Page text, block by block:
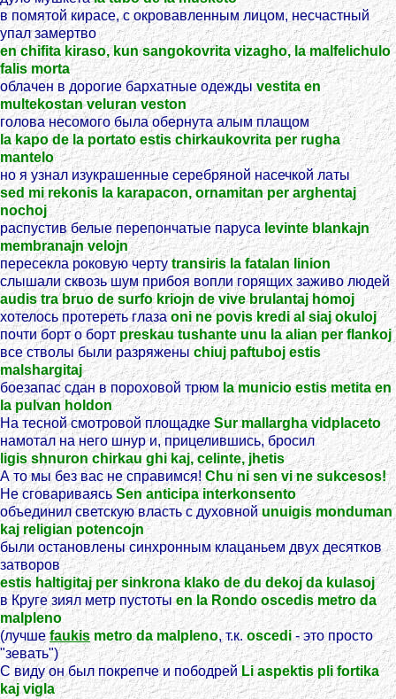
в помятой кирасе, с окровавленным лицом, несчастный
упал замертво
en chifita kiraso, kun sangokovrita vizagho, la malfelichulo
falis morta
облачен в дорогие бархатные одеждыvestita en
multekostan veluran veston
голова несомого была обернута алым плащом
la kapo de la portato estis chirkaukovrita per rugha
mantelo
но я узнал изукрашенные серебряной насечкой латы
sed mi rekonis la karapacon, ornamitan per arghentaj
nochoj
распустив белые перепончатые парусаlevinte blankajn
membranajn velojn
пересекла роковую чертуtransiris la fatalan linion
слышали сквозь шум прибоя вопли горящих заживо людей
audis tra bruo de surfo kriojn de vive brulantaj homoj
хотелось протереть глазаoni ne povis kredi al siaj okuloj
почти борт о бортpreskau tushante unu la alian per flankoj
все стволы были разряженыchiuj paftuboj estis
malshargitaj
боезапас сдан в пороховой трюм la municio estis metita en
la pulvan holdon
На тесной смотровой площадке Sur mallargha vidplaceto
намотал на него шнур и, прицелившись, бросил
ligis shnuron chirkau ghi kaj, celinte, jhetis
А то мы без вас не справимся! Chu ni sen vi ne sukcesos!
Не сговариваясьSen anticipa interkonsento
объединил светскую власть с духовнойunuigis monduman
kaj religian potencojn
были остановлены синхронным клацаньем двух десятков
затворов
estis haltigitaj per sinkrona klako de du dekoj da kulasoj
в Круге зиял метр пустотыen la Rondo oscedis metro da
malpleno
(лучшеfaukis metro da malpleno, т.к. oscedi- это просто
"зевать")
С виду он был покрепче и пободрейLi aspektis pli fortika
kaj vigla